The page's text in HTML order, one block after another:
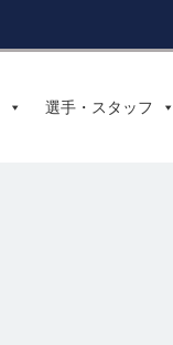
選手・スタッフ